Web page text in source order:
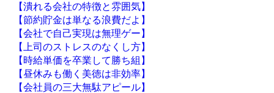
【潰れる会社の特徴と雰囲気】
【節約貯金は単なる浪費だよ】
【会社で自己実現は無理ゲー】
【上司のストレスのなくし方】
【時給単価を卒業して勝ち組】
【昼休みも働く美徳は非効率】
【会社員の三大無駄アピール】